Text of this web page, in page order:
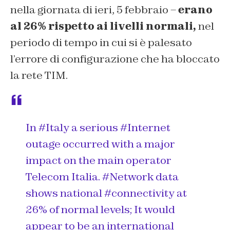
nella giornata di ieri, 5 febbraio –erano
al 26% rispetto ai livelli normali,nel
periodo di tempo in cui si è palesato
l’errore di configurazione che ha bloccato
la rete TIM.
In#Italya serious#Internet
outage occurred with a major
impact on the main operator
Telecom Italia.#Networkdata
shows national#connectivityat
26% of normal levels; It would
appear to be an international